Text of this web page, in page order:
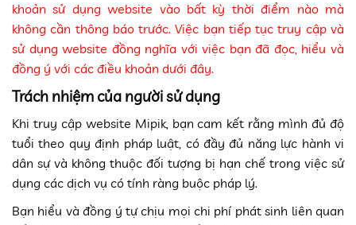
khoản sử dụng website vào bất kỳ thời điểm nào mà
không cần thông báo trước. Việc bạn tiếp tục truy cập và
sử dụng website đồng nghĩa với việc bạn đã đọc, hiểu và
đồng ý với các điều khoản dưới đây.
Trách nhiệm của người sử dụng
Khi truy cập website Mipik, bạn cam kết rằng mình đủ độ
tuổi theo quy định pháp luật, có đầy đủ năng lực hành vi
dân sự và không thuộc đối tượng bị hạn chế trong việc sử
dụng các dịch vụ có tính ràng buộc pháp lý.
Bạn hiểu và đồng ý tự chịu mọi chi phí phát sinh liên quan